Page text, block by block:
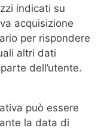
indicati su
acquisizione
per rispondere
altri dati
dell’utente.
può essere
la data di